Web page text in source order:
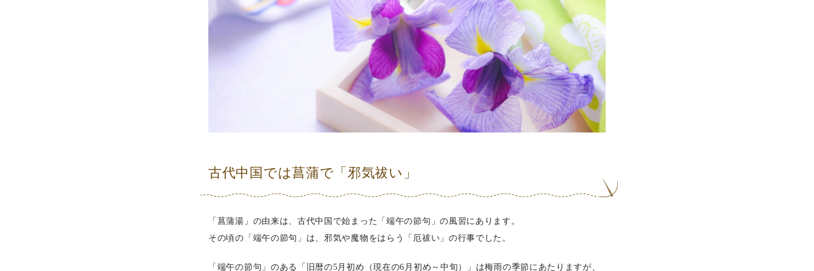
古代中国では菖蒲で「邪気祓い」
「菖蒲湯」の由来は、古代中国で始まった「端午の節句」の風習にあります。
その頃の「端午の節句」は、邪気や魔物をはらう「厄祓い」の行事でした。
「端午の節句」のある「旧暦の5月初め（現在の6月初め～中旬）」は梅雨の季節にあたりますが、